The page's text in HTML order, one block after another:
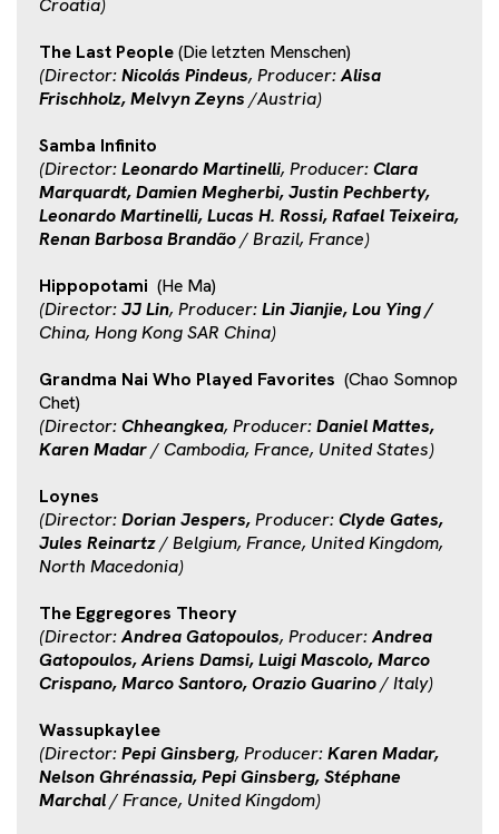
Croatia)
The Last People(Die letzten Menschen)
(Director:Nicolás Pindeus, Producer:Alisa
Frischholz, Melvyn Zeyns /Austria)
Samba Infinito
(Director:Leonardo Martinelli, Producer:Clara
Marquardt, Damien Megherbi, Justin Pechberty,
Leonardo Martinelli, Lucas H. Rossi, Rafael Teixeira,
Renan Barbosa Brandão/ Brazil, France)
Hippopotami (He Ma)
(Director:JJ Lin, Producer:Lin Jianjie, Lou Ying /
China, Hong Kong SAR China)
Grandma Nai Who Played Favorites (Chao Somnop
Chet)
(Director:Chheangkea, Producer:Daniel Mattes,
Karen Madar/ Cambodia, France, United States)
Loynes
(Director:Dorian Jespers,Producer:Clyde Gates,
Jules Reinartz/ Belgium, France, United Kingdom,
North Macedonia)
The Eggregores Theory
(Director:Andrea Gatopoulos, Producer:Andrea
Gatopoulos, Ariens Damsi, Luigi Mascolo, Marco
Crispano, Marco Santoro, Orazio Guarino/ Italy)
Wassupkaylee
(Director:Pepi Ginsberg, Producer:Karen Madar,
Nelson Ghrénassia, Pepi Ginsberg, Stéphane
Marchal/ France, United Kingdom)